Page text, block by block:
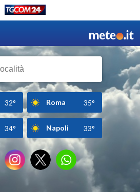
32° Roma 35°
34° Napoli 33°